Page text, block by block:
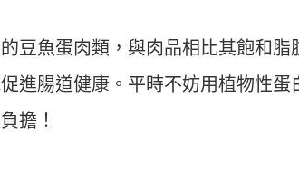
豆魚蛋肉類，與肉品相比其飽和脂
進腸道健康。平時不妨用植物性蛋
擔！